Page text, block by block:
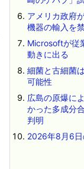
アメリカ政府
機器の輸入を
Microsoftが従
動きに出る
細菌と古細菌
可能性
広島の原爆に
かった多成分
判明
2026年8月6日